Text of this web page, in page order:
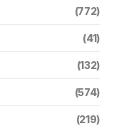
(772)
(41)
(132)
(574)
(219)